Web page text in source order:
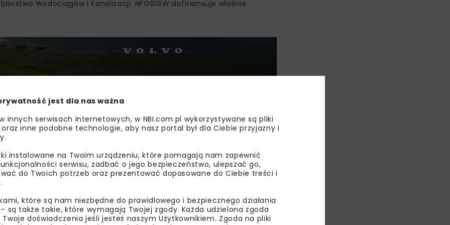
Wodociągów i Kanalizacji. NFOŚiGW dofinansuje właśnie
a otrzymane dofinansowanie w wysokości 129,5 mln zł stanowi 70
kanalizacji o 25 procent. Jest to niezbędne bo liczba mieszkańców
jest dla nas ważna
innych serwisach internetowych, w NBI.com.pl wykorzystywane są pliki
inne podobne technologie, aby nasz portal był dla Ciebie przyjazny i
instalowane na Twoim urządzeniu, które pomagają nam zapewnić
serwisu, zadbać o jego bezpieczeństwo, ulepszać go,
do Twoich potrzeb oraz prezentować dopasowane do Ciebie treści i
które są nam niezbędne do prawidłowego i bezpiecznego działania
są także takie, które wymagają Twojej zgody. Każda udzielona zgoda
doświadczenia jeśli jesteś naszym Użytkownikiem. Zgoda na pliki